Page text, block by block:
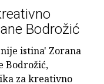
Bodrožić
istina' Zorana
Bodrožić,
za kreativno